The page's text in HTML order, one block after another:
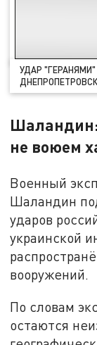
УДАР
не воюем
Военный
Шаландин
ударов
украинской
вооружений.
По словам
остаются